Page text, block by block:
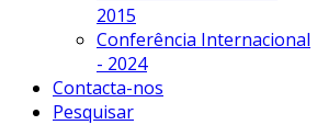
2015
Conferência Internacional
- 2024
Contacta-nos
Pesquisar